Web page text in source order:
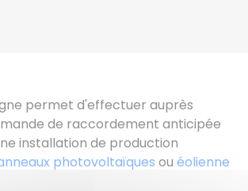
permet d'effectuer auprès
de raccordement anticipée
installation de production
photovoltaïques ou éolienne